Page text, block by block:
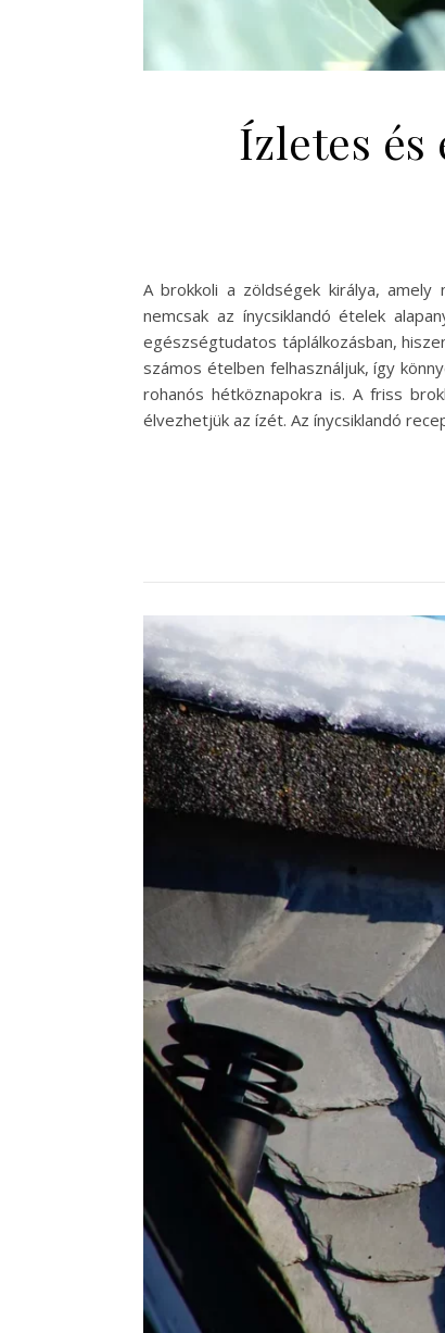
Ízletes és
A brokkoli a zöldségek királya, amely
nemcsak az ínycsiklandó ételek
egészségtudatos táplálkozásban,
számos ételben felhasználjuk, így
rohanós hétköznapokra is. A friss
élvezhetjük az ízét. Az ínycsiklandó